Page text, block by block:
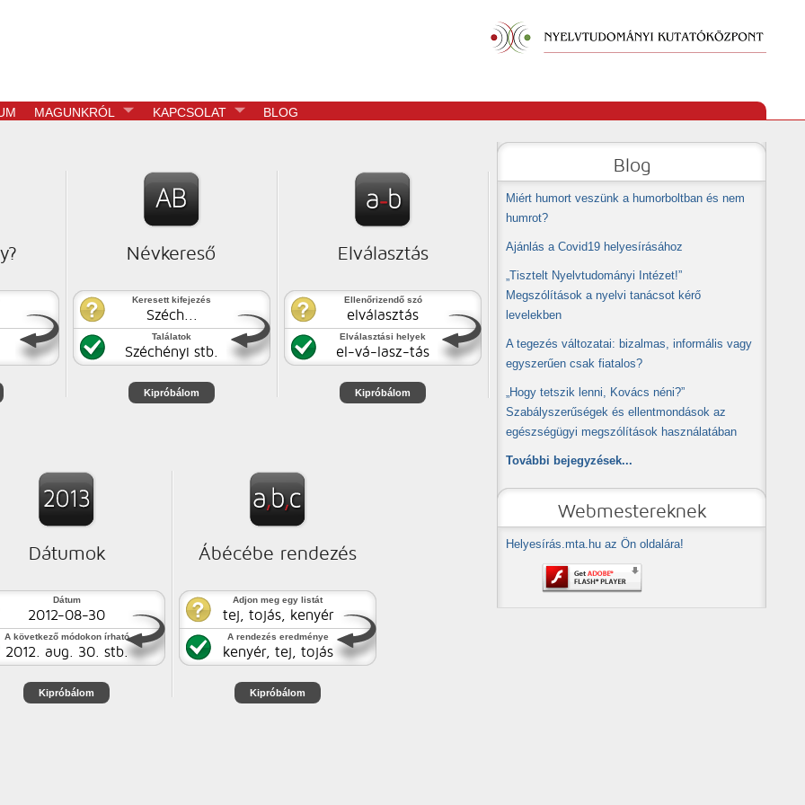
MAGUNKRÓL KAPCSOLAT BLOG
Blog
Miért humort veszünk a humorboltban és nem
humrot?
Ajánlás a Covid19 helyesírásához
„Tisztelt Nyelvtudományi Intézet!”
Megszólítások a nyelvi tanácsot kérő
levelekben
A tegezés változatai: bizalmas, informális vagy
egyszerűen csak fiatalos?
„Hogy tetszik lenni, Kovács néni?”
Szabályszerűségek és ellentmondások az
egészségügyi megszólítások használatában
További bejegyzések...
Webmestereknek
Helyesírás.mta.hu az Ön oldalára!
Névkereső
Keresett kifejezés
Széch...
Találatok
Széchényi stb.
Kipróbálom
Elválasztás
Ellenőrizendő szó
elválasztás
Elválasztási helyek
el-vá-lasz-tás
Kipróbálom
Dátumok
Dátum
2012-08-30
A következő módokon írható
2012. aug. 30. stb.
Kipróbálom
Ábécébe rendezés
Adjon meg egy listát
tej, tojás, kenyér
A rendezés eredménye
kenyér, tej, tojás
Kipróbálom